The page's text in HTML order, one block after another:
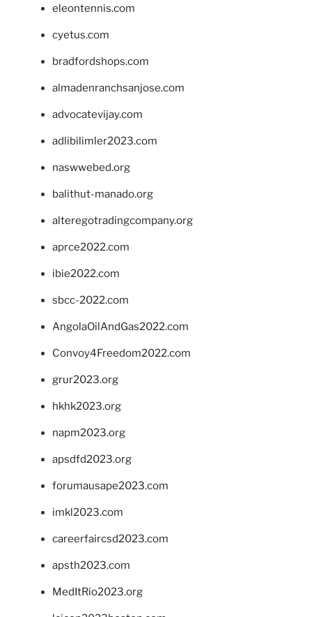
eleontennis.com
cyetus.com
bradfordshops.com
almadenranchsanjose.com
advocatevijay.com
adlibilimler2023.com
naswwebed.org
balithut-manado.org
alteregotradingcompany.org
aprce2022.com
ibie2022.com
sbcc-2022.com
AngolaOilAndGas2022.com
Convoy4Freedom2022.com
grur2023.org
hkhk2023.org
napm2023.org
apsdfd2023.org
forumausape2023.com
imkl2023.com
careerfaircsd2023.com
apsth2023.com
MedItRio2023.org